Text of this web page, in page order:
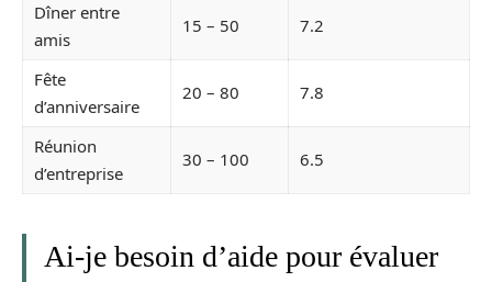
Dîner entre
amis
15 – 50 7.2
Fête
d’anniversaire
20 – 80 7.8
Réunion
d’entreprise
30 – 100 6.5
Ai-je besoin d’aide pour évaluer